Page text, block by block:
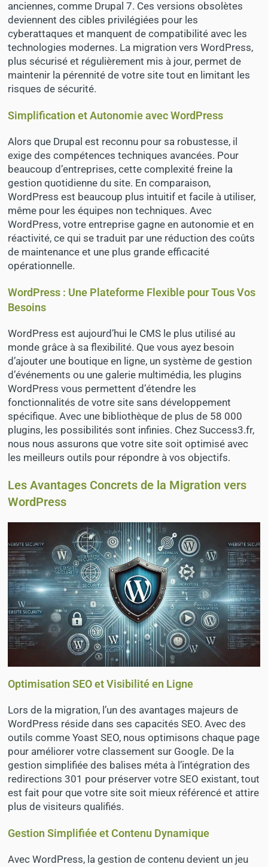
anciennes, comme Drupal 7. Ces versions obsolètes
deviennent des cibles privilégiées pour les
cyberattaques et manquent de compatibilité avec les
technologies modernes. La migration vers WordPress,
plus sécurisé et régulièrement mis à jour, permet de
maintenir la pérennité de votre site tout en limitant les
risques de sécurité.
Simplification et Autonomie avec WordPress
Alors que Drupal est reconnu pour sa robustesse, il
exige des compétences techniques avancées. Pour
beaucoup d’entreprises, cette complexité freine la
gestion quotidienne du site. En comparaison,
WordPress est beaucoup plus intuitif et facile à utiliser,
même pour les équipes non techniques. Avec
WordPress, votre entreprise gagne en autonomie et en
réactivité, ce qui se traduit par une réduction des coûts
de maintenance et une plus grande efficacité
opérationnelle.
WordPress : Une Plateforme Flexible pour Tous Vos
Besoins
WordPress est aujourd’hui le CMS le plus utilisé au
monde grâce à sa flexibilité. Que vous ayez besoin
d’ajouter une boutique en ligne, un système de gestion
d’événements ou une galerie multimédia, les plugins
WordPress vous permettent d’étendre les
fonctionnalités de votre site sans développement
spécifique. Avec une bibliothèque de plus de 58 000
plugins, les possibilités sont infinies. Chez Success3.fr,
nous nous assurons que votre site soit optimisé avec
les meilleurs outils pour répondre à vos objectifs.
Les Avantages Concrets de la Migration vers
WordPress
Optimisation SEO et Visibilité en Ligne
Lors de la migration, l’un des avantages majeurs de
WordPress réside dans ses capacités SEO. Avec des
outils comme Yoast SEO, nous optimisons chaque page
pour améliorer votre classement sur Google. De la
gestion simplifiée des balises méta à l’intégration des
redirections 301 pour préserver votre SEO existant, tout
est fait pour que votre site soit mieux référencé et attire
plus de visiteurs qualifiés.
Gestion Simplifiée et Contenu Dynamique
Avec WordPress, la gestion de contenu devient un jeu